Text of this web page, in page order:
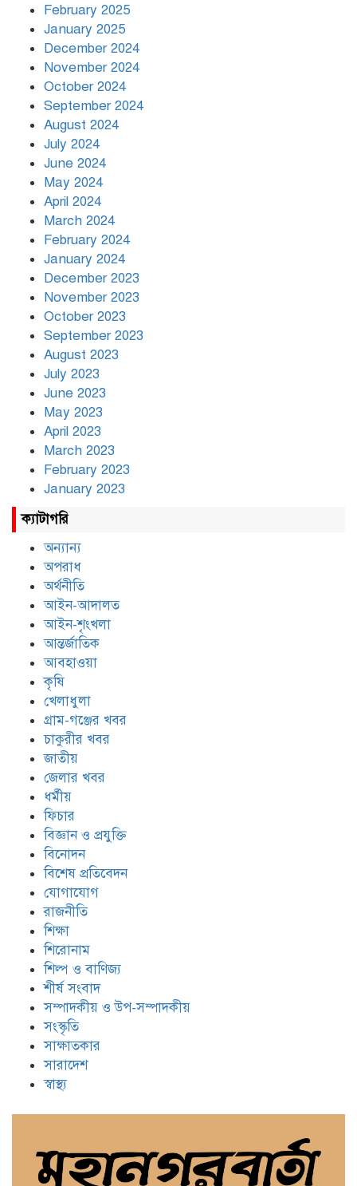
February 2025
January 2025
December 2024
November 2024
October 2024
September 2024
August 2024
July 2024
June 2024
May 2024
April 2024
March 2024
February 2024
January 2024
December 2023
November 2023
October 2023
September 2023
August 2023
July 2023
June 2023
May 2023
April 2023
March 2023
February 2023
January 2023
ক্যাটাগরি
অন্যান্য
অপরাধ
অর্থনীতি
আইন-আদালত
আইন-শৃংখলা
আন্তর্জাতিক
আবহাওয়া
কৃষি
খেলাধুলা
গ্রাম-গঞ্জের খবর
চাকুরীর খবর
জাতীয়
জেলার খবর
ধর্মীয়
ফিচার
বিজ্ঞান ও প্রযুক্তি
বিনোদন
বিশেষ প্রতিবেদন
যোগাযোগ
রাজনীতি
শিক্ষা
শিরোনাম
শিল্প ও বাণিজ্য
শীর্ষ সংবাদ
সম্পাদকীয় ও উপ-সম্পাদকীয়
সংস্কৃতি
সাক্ষাতকার
সারাদেশ
স্বাস্থ্য